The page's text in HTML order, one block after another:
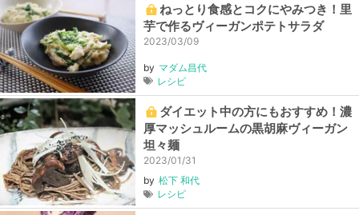
ねっとり食感とコクにやみつき！里
芋で作るヴィーガンポテトサラダ
2023/03/09
by マダム昌代
レシピ
ダイエット中の方にもおすすめ！濃
厚マッシュルームの黒胡麻ヴィーガン
坦々麺
2023/01/31
by 松下 和代
レシピ